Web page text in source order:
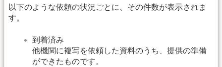
以下のような依頼の状況ごとに、その件数が表示されま
す。
到着済み
他機関に複写を依頼した資料のうち、提供の準備
ができたものです。